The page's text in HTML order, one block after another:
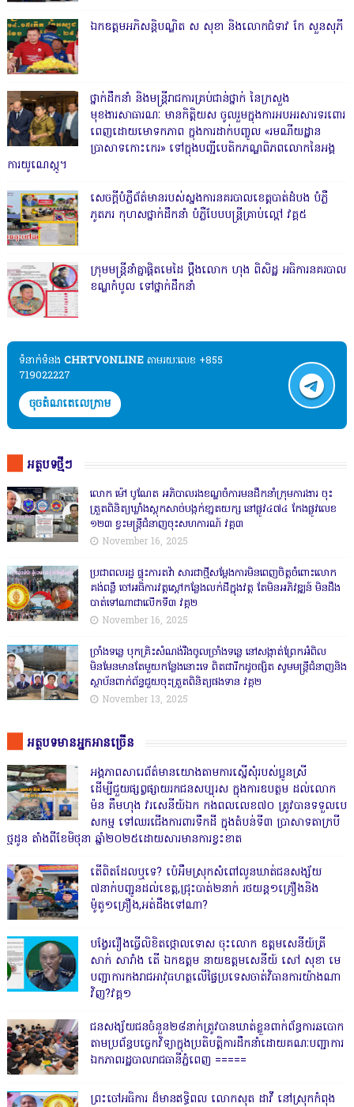
ឯកឧត្តមអភិសន្តិបណ្ឌិត ស សុខា និងលោកជំទាវ កែ សួនសុភី
ថ្នាក់ដឹកនាំ និងមន្ត្រីរាជការគ្រប់ជាន់ថ្នាក់ នៃក្រសួង
មុខងារសាធារណៈ មានកិត្តិយស ចូលរួមក្នុងការអបអរសារទរពោរ
ពេញដោយមោទកភាព ក្នុងការដាក់បញ្ចូល «រមណីយដ្ឋាន
ប្រាសាទកោះកេរ» ទៅក្នុងបញ្ជីបេតិកភណ្ឌពិភពលោកនៃអង្គ
ការយូណេស្កូ។
សេចក្តីបំភ្លឺព័ត៌មានរបស់ស្នងការនគរបាលខេត្តបាត់ដំបង បំភ្លឺ
ភូតភរ កុហសថ្នាក់ដឹកនាំ បំភ្លឺបែបបន្ត្រីគ្រាប់ល្ពៅ វគ្គ៥
ក្រុមមន្ត្រីនាំគ្នាផ្ដិតមេដៃ ប្ដឹងលោក ហុង ពិសិដ្ឋ អធិការនគរបាល
ខណ្ឌកំបូល ទៅថ្នាក់ដឹកនាំ
ទំនាក់ទំនង​​ CHRTVONLINE តាមរយៈលេខ +855
719022227
ចុចតំណតេលេក្រាម
អត្ថបទថ្មីៗ
លោក ម៉ៅ បូណែត អភិបាលរងខណ្ឌចំការមនដឹកនាំក្រុមការងារ ចុះ
ត្រួតពិនិត្យឃ្លាំងស្តុកសាច់បង្កក់ខា្នតយក្ស នៅផ្លូវ៤៧៤ កែងផ្លូវលេខ
១២៣ ខ្វះមន្ត្រីជំនាញចុះសហការណ៍ វគ្គ៣
November 16, 2025
ប្រជាពលរដ្ឋ ផ្ទុះការតវ៉ា សារជាថ្មីសម្តែងការមិនពេញចិត្តចំពោះលោក
គង់ពន្លឺ ចៅអធិការវត្តស្ដៅកន្លែងលក់ដីក្នុងវត្ត តែមិនអភិវឌ្ឍន៍ មិនដឹង
បាត់ទៅណាជាលើកទី៣ វគ្គ២
November 16, 2025
ច្រាំងទន្លេ បុកគ្រិះសំណង់រឹងចូលច្រាំងទន្លេ នៅសង្កាត់ព្រែកអំពិល
មិនមែនមានតែមួយកន្លែងនោះទេ ពិតជារីកដូចផ្សិត សូមមន្ត្រីជំនាញនិង
ស្ថាប័នពាក់ព័ន្ធជួយចុះត្រួតពិនិត្យផងទាន វគ្គ២
November 13, 2025
អត្ថបទមានអ្នកអានច្រើន
អង្គភាពសារេព័ត៌មានយោងតាមការស្នើសុំរបស់ប្អូនស្រី
ដើម្បីជួយផ្សព្វផ្សាយរកជនសប្បុរស ក្នុងការឧបត្ថម ដល់លោក
ម៉ន គឹមហុង វរសេនីយ៍ឯក កងពលលេខ៧០ ត្រូវបានទទួលបេ
សកម្ម ទៅឈរជើងការពារទឹកដី ក្នុងតំបន់ទី៣ ប្រាសាទតាក្របី
ថ្មដូន តាំងពីខែមិថុនា ឆ្នាំ២០២៥ដោយសារមានការខ្វះខាត
តើពិតដែលឬទេ? ប៉េអឹមស្រុកសំពៅលូនឃាត់ជនសង្ស័យ
៧នាក់បញ្ជូនដល់ខេត្ត,ជ្រុះបាត់២នាក់ រថយន្ត១គ្រឿងនិង
ម៉ូតូ១គ្រឿង,អត់ដឹងទៅណា?
បង្វែររឿងធ្វើលិខិតថ្កោលទោស ចុះលោក ឧត្តមសេនីយ៍ត្រី
សាក់ សារាំង តើ ឯកឧត្តម នាយឧត្តមសេនីយ៍ សៅ សុខា មេ
បញ្ជាការកងរាជអាវុធហត្ថលើផ្ទៃប្រទេសចាត់វិធានការយ៉ាងណា
វិញ?វគ្គ១
ជនសង្ស័យជនចំនួន២៨នាក់ត្រូវបានឃាត់ខ្លួនពាក់ព័ន្ធការឆបោក
តាមប្រព័ន្ធបច្ចេកវិទ្យាក្នុងប្រតិបត្តិការដឹកនាំដោយគណៈបញ្ជាការ
ឯកភាពរដ្ឋបាលរាជធានីភ្នំពេញ ‎=====
ព្រះចៅអធិការ ដ៏មានឥទ្ធិពល លោកសុត ដាវី នៅស្រុកកំពុង